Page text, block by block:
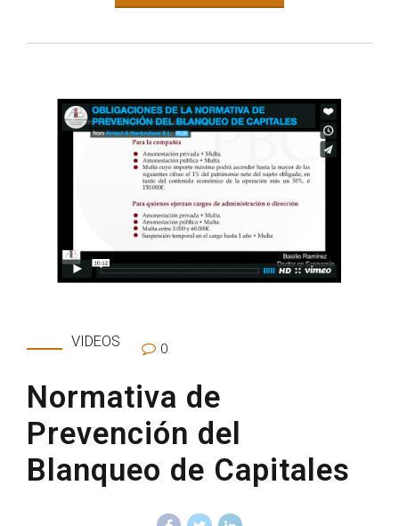
VIDEOS 0
Normativa de
Prevención del
Blanqueo de Capitales